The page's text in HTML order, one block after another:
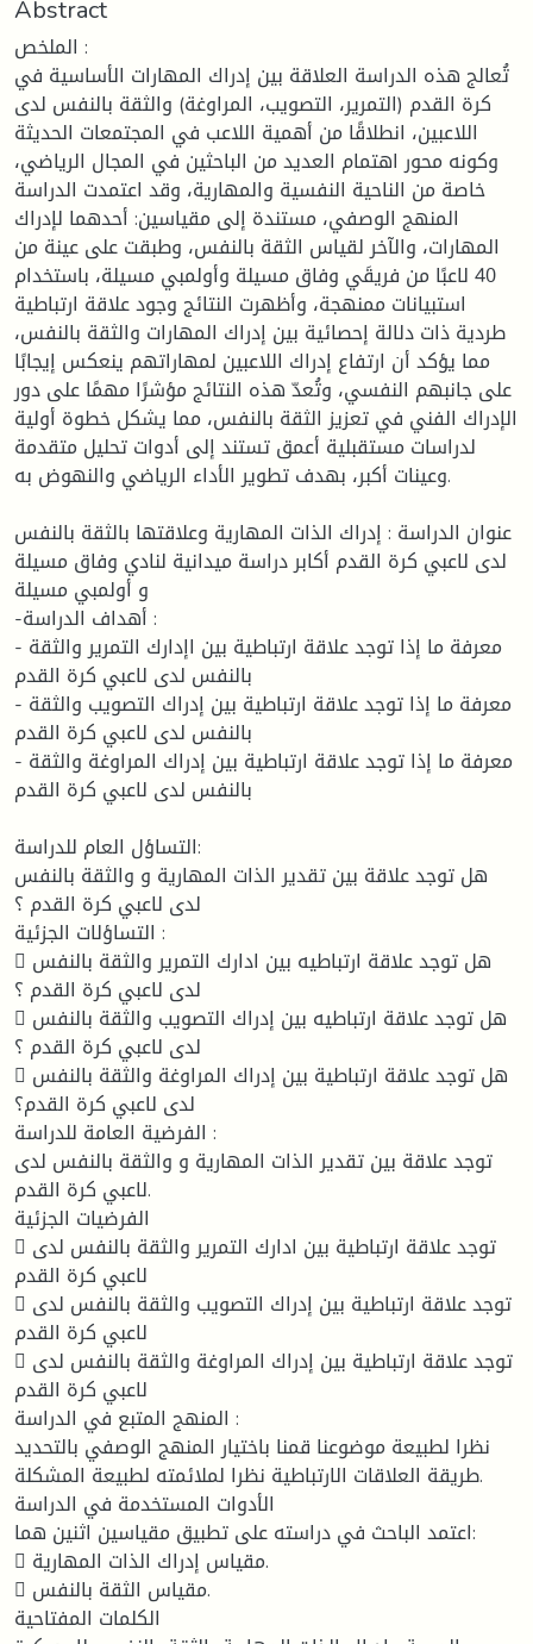
Abstract
الملخص :
تُعالج هذه الدراسة العلاقة بين إدراك المهارات الأساسية في
كرة القدم (التمرير، التصويب، المراوغة) والثقة بالنفس لدى
اللاعبين، انطلاقًا من أهمية اللاعب في المجتمعات الحديثة
وكونه محور اهتمام العديد من الباحثين في المجال الرياضي،
خاصة من الناحية النفسية والمهارية، وقد اعتمدت الدراسة
المنهج الوصفي، مستندة إلى مقياسين: أحدهما لإدراك
المهارات، والآخر لقياس الثقة بالنفس، وطبقت على عينة من
40 لاعبًا من فريقَي وفاق مسيلة وأولمبي مسيلة، باستخدام
استبيانات ممنهجة، وأظهرت النتائج وجود علاقة ارتباطية
طردية ذات دلالة إحصائية بين إدراك المهارات والثقة بالنفس،
مما يؤكد أن ارتفاع إدراك اللاعبين لمهاراتهم ينعكس إيجابًا
على جانبهم النفسي، وتُعدّ هذه النتائج مؤشرًا مهمًا على دور
الإدراك الفني في تعزيز الثقة بالنفس، مما يشكل خطوة أولية
لدراسات مستقبلية أعمق تستند إلى أدوات تحليل متقدمة
وعينات أكبر، بهدف تطوير الأداء الرياضي والنهوض به.
عنوان الدراسة : إدراك الذات المهارية وعلاقتها بالثقة بالنفس
لدى لاعبي كرة القدم أكابر دراسة ميدانية لنادي وفاق مسيلة
و أولمبي مسيلة
-أهداف الدراسة :
- معرفة ما إذا توجد علاقة ارتباطية بين اإدارك التمرير والثقة
بالنفس لدى لاعبي كرة القدم
- معرفة ما إذا توجد علاقة ارتباطية بين إدراك التصويب والثقة
بالنفس لدى لاعبي كرة القدم
- معرفة ما إذا توجد علاقة ارتباطية بين إدراك المراوغة والثقة
بالنفس لدى لاعبي كرة القدم
التساؤل العام للدراسة:
هل توجد علاقة بين تقدير الذات المهارية و والثقة بالنفس
لدى لاعبي كرة القدم ؟
التساؤلات الجزئية :
 هل توجد علاقة ارتباطيه بين ادارك التمرير والثقة بالنفس
لدى لاعبي كرة القدم ؟
 هل توجد علاقة ارتباطيه بين إدراك التصويب والثقة بالنفس
لدى لاعبي كرة القدم ؟
 هل توجد علاقة ارتباطية بين إدراك المراوغة والثقة بالنفس
لدى لاعبي كرة القدم؟
الفرضية العامة للدراسة :
توجد علاقة بين تقدير الذات المهارية و والثقة بالنفس لدى
لاعبي كرة القدم.
الفرضيات الجزئية
 توجد علاقة ارتباطية بين ادارك التمرير والثقة بالنفس لدى
لاعبي كرة القدم
 توجد علاقة ارتباطية بين إدراك التصويب والثقة بالنفس لدى
لاعبي كرة القدم
 توجد علاقة ارتباطية بين إدراك المراوغة والثقة بالنفس لدى
لاعبي كرة القدم
المنهج المتبع في الدراسة :
نظرا لطبيعة موضوعنا قمنا باختيار المنهج الوصفي بالتحديد
طريقة العلاقات الارتباطية نظرا لملائمته لطبيعة المشكلة.
الأدوات المستخدمة في الدراسة
اعتمد الباحث في دراسته على تطبيق مقياسين اثنين هما:
 مقياس إدراك الذات المهارية.
 مقياس الثقة بالنفس.
الكلمات المفتاحية